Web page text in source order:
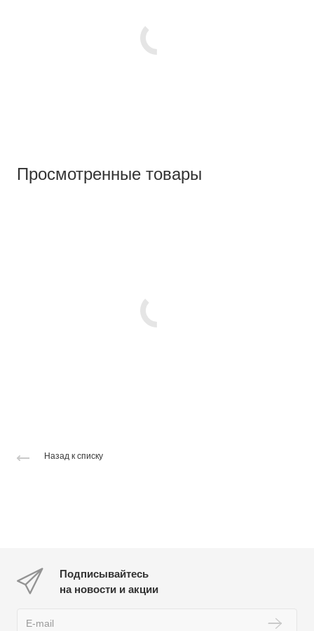
Просмотренные товары
Назад к списку
Подписывайтесь
на новости и акции